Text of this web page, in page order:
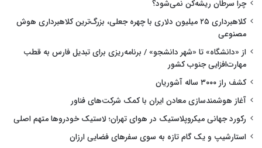
چرا سرطان ریشه‌کن نمی‌شود؟
کلاهبرداری ۲۵ میلیون دلاری با چهره جعلی، بزرگ‌ترین کلاهبرداری هوش
مصنوعی
از «دانشگاه» تا «شهر دانشجو» / برنامه‌ریزی برای تبدیل فارس به قطب
مهارت‌افزایی جنوب کشور
کشف راز ۳۰۰۰ ساله آشوریان
آغاز هوشمندسازی معادن ایران با کمک شرکت‌های فناور
رکورد جهانی میکروپلاستیک در هوای تهران؛ لاستیک خودروها متهم اصلی
استارشیپ و یک گام تازه به سوی سفرهای فضایی ارزان